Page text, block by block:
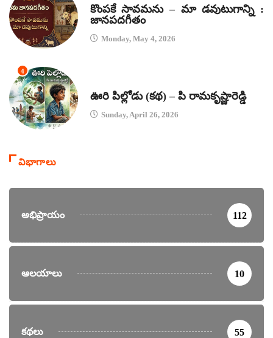
కొంపకే సావమను – మా డవుటుగాన్ని :
జానపదగీతం
Monday, May 4, 2026
4
ఊరి పిల్లోడు (కథ) – పి రామకృష్ణారెడ్డి
Sunday, April 26, 2026
విభాగాలు
అభిప్రాయం 112
ఆలయాలు 10
కథలు 55